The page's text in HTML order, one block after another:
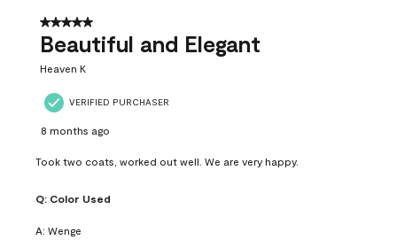
37
Reviews
5 out of 5 stars.
Beautiful and Elegant
Heaven K
VERIFIED PURCHASER
8 months ago
Took two coats, worked out well. We are very happy.
Q: Color Used
A: Wenge